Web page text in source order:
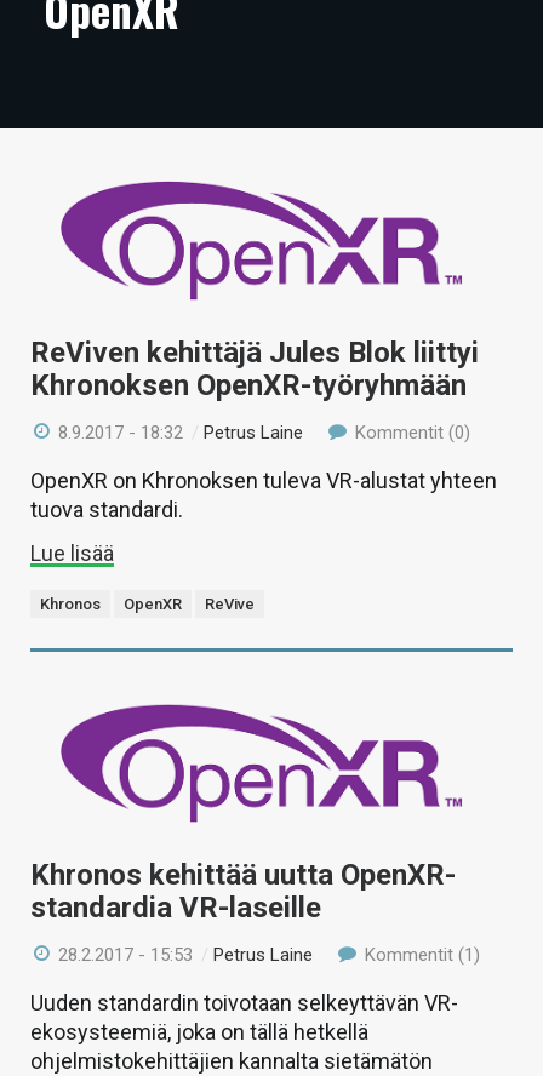
ARTIKKELIT
TECHBBS
HINTA.FI
VAIHDA TEEMA
ReViven kehittäjä Jules Blok liittyi
Khronoksen OpenXR-työryhmään
8.9.2017 - 18:32 /Petrus Laine Kommentit (0)
OpenXR on Khronoksen tuleva VR-alustat yhteen
tuova standardi.
Lue lisää
Khronos OpenXR ReVive
Khronos kehittää uutta OpenXR-
standardia VR-laseille
28.2.2017 - 15:53 / Petrus Laine Kommentit (1)
Uuden standardin toivotaan selkeyttävän VR-
ekosysteemiä, joka on tällä hetkellä
ohjelmistokehittäjien kannalta sietämätön